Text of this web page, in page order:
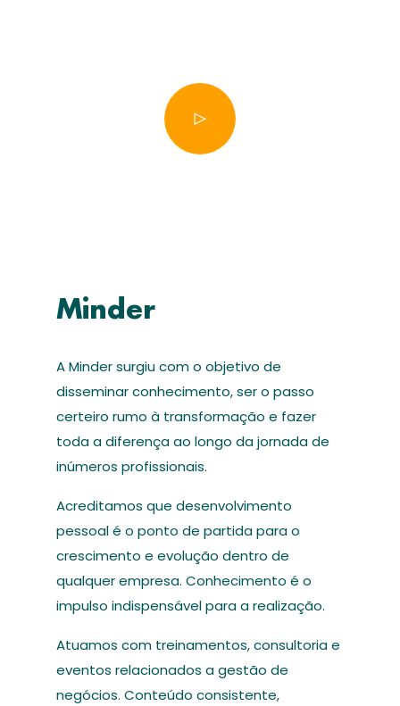
Minder
A Minder surgiu com o objetivo de
disseminar conhecimento, ser o passo
certeiro rumo à transformação e fazer
toda a diferença ao longo da jornada de
inúmeros profissionais.
Acreditamos que desenvolvimento
pessoal é o ponto de partida para o
crescimento e evolução dentro de
qualquer empresa. Conhecimento é o
impulso indispensável para a realização.
Atuamos com treinamentos, consultoria e
eventos relacionados a gestão de
negócios. Conteúdo consistente,